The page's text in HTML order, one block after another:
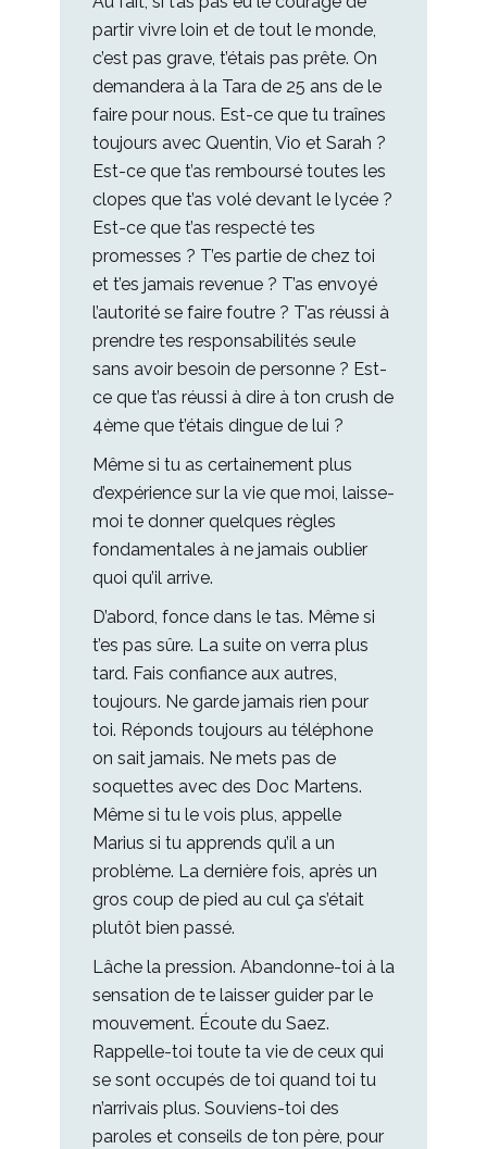
partir vivre loin et de tout le monde,
c’est pas grave, t’étais pas prête. On
demandera à la Tara de 25 ans de le
faire pour nous. Est-ce que tu traînes
toujours avec Quentin, Vio et Sarah ?
Est-ce que t’as remboursé toutes les
clopes que t’as volé devant le lycée ?
Est-ce que t’as respecté tes
promesses ? T’es partie de chez toi
et t’es jamais revenue ? T’as envoyé
l’autorité se faire foutre ? T’as réussi à
prendre tes responsabilités seule
sans avoir besoin de personne ? Est-
ce que t’as réussi à dire à ton crush de
4ème que t’étais dingue de lui ?
Même si tu as certainement plus
d’expérience sur la vie que moi, laisse-
moi te donner quelques règles
fondamentales à ne jamais oublier
quoi qu’il arrive.
D’abord, fonce dans le tas. Même si
t’es pas sûre. La suite on verra plus
tard. Fais confiance aux autres,
toujours. Ne garde jamais rien pour
toi. Réponds toujours au téléphone
on sait jamais. Ne mets pas de
soquettes avec des Doc Martens.
Même si tu le vois plus, appelle
Marius si tu apprends qu’il a un
problème. La dernière fois, après un
gros coup de pied au cul ça s’était
plutôt bien passé.
Lâche la pression. Abandonne-toi à la
sensation de te laisser guider par le
mouvement. Écoute du Saez.
Rappelle-toi toute ta vie de ceux qui
se sont occupés de toi quand toi tu
n’arrivais plus. Souviens-toi des
paroles et conseils de ton père, pour